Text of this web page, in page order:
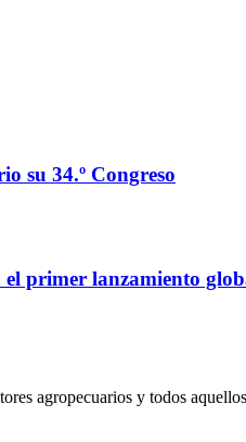
su 34.º Congreso
primer lanzamiento
agropecuarios y todos